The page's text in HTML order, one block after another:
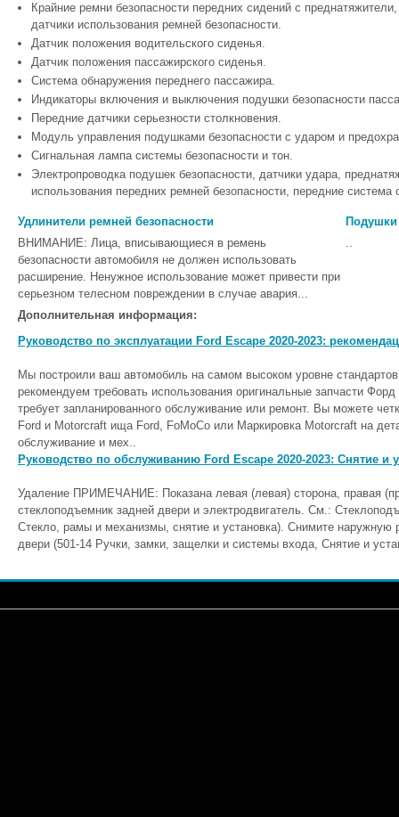
Крайние ремни безопасности передних сидений с
датчики использования ремней безопасности.
Датчик положения водительского сиденья.
Датчик положения пассажирского сиденья.
Система обнаружения переднего пассажира.
Индикаторы включения и выключения подушки безопасности
Передние датчики серьезности столкновения.
Модуль управления подушками безопасности с ударом и
Сигнальная лампа системы безопасности и тон.
Электропроводка подушек безопасности, датчики удара,
использования передних ремней безопасности, передние
Удлинители ремней безопасности
ВНИМАНИЕ: Лица, вписывающиеся в ремень
безопасности автомобиля не должен использовать
расширение. Ненужное использование может привести при
серьезном телесном повреждении в случае авария...
Подушки
..
Дополнительная информация:
Руководство по эксплуатации Ford Escape 2020-2023:
Мы построили ваш автомобиль на самом высоком уровне
рекомендуем требовать использования оригинальные запчасти
требует запланированного обслуживание или ремонт. Вы можете
Ford и Motorcraft ища Ford, FoMoCo или Маркировка Motorcraft на
обслуживание и мех..
Руководство по обслуживанию Ford Escape 2020-2023: Снятие и
Удаление ПРИМЕЧАНИЕ: Показана левая (левая) сторона, правая
стеклоподъемник задней двери и электродвигатель. См.:
Стекло, рамы и механизмы, снятие и установка). Снимите наружную
двери (501-14 Ручки, замки, защелки и системы входа, Снятие и